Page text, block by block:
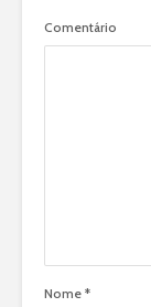
Comentário
Nome *